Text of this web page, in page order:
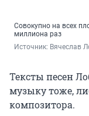
Совокупно на всех
миллиона раз
Источник: Вячеслав
Тексты песен
музыку тоже,
композитора.